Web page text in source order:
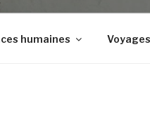
humaines Voyages